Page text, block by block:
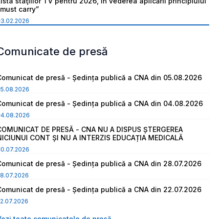
carry”
de presă
de presă - Ședința publică a CNA din 05.08.2026
de presă - Ședința publică a CNA din 04.08.2026
DE PRESĂ - CNA NU A DISPUS ȘTERGEREA
CONT ȘI NU A INTERZIS EDUCAȚIA MEDICALĂ
de presă - Ședința publică a CNA din 28.07.2026
de presă - Ședința publică a CNA din 22.07.2026